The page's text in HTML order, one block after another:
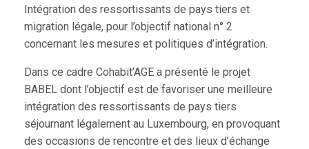
Intégration des ressortissants de pays tiers et
migration légale, pour l’objectif national n° 2
concernant les mesures et politiques d’intégration.
Dans ce cadre Cohabit’AGE a présenté le projet
BABEL dont l’objectif est de favoriser une meilleure
intégration des ressortissants de pays tiers
séjournant légalement au Luxembourg, en provoquant
des occasions de rencontre et des lieux d’échange